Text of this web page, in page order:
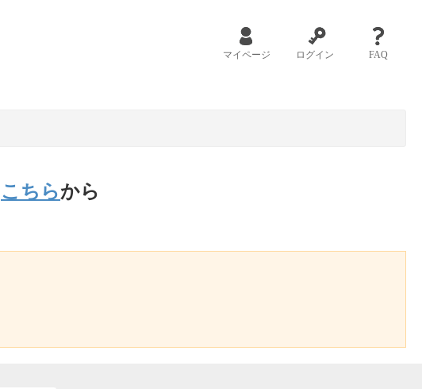
マイページ ログイン FAQ
こちらから